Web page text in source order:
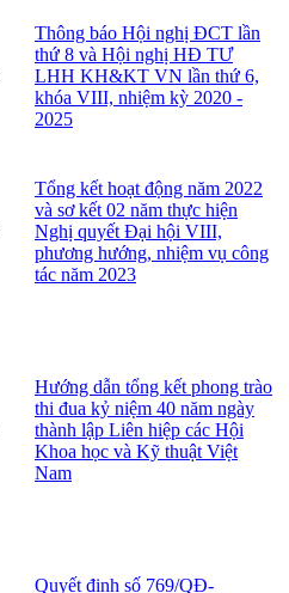
Thông báo Hội nghị ĐCT lần
thứ 8 và Hội nghị HĐ TƯ
LHH KH&KT VN lần thứ 6,
khóa VIII, nhiệm kỳ 2020 -
2025
Tổng kết hoạt động năm 2022
và sơ kết 02 năm thực hiện
Nghị quyết Đại hội VIII,
phương hướng, nhiệm vụ công
tác năm 2023
Hướng dẫn tổng kết phong trào
thi đua kỷ niệm 40 năm ngày
thành lập Liên hiệp các Hội
Khoa học và Kỹ thuật Việt
Nam
Quyết định số 769/QĐ-